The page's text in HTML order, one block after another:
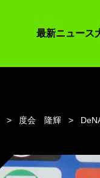
最新ニュース
度会 隆輝